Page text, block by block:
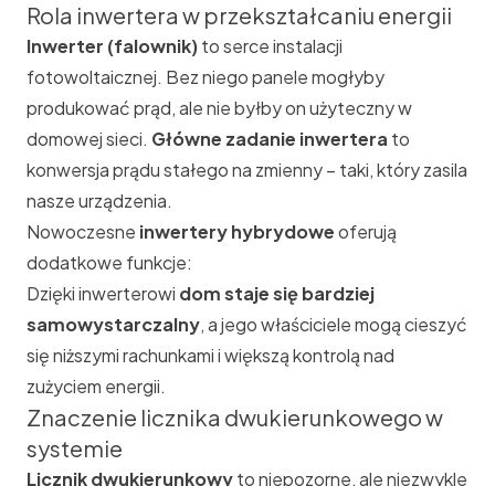
Rola inwertera w przekształcaniu energii
Inwerter (falownik)to serce instalacji
fotowoltaicznej. Bez niego panele mogłyby
produkować prąd, ale nie byłby on użyteczny w
domowej sieci. Główne zadanie inwertera to
konwersja prądu stałego na zmienny – taki, który zasila
nasze urządzenia.
Nowoczesne inwertery hybrydoweoferują
dodatkowe funkcje:
Dzięki inwerterowi dom staje się bardziej
samowystarczalny, a jego właściciele mogą cieszyć
się niższymi rachunkami i większą kontrolą nad
zużyciem energii.
Znaczenie licznika dwukierunkowego w
systemie
Licznik dwukierunkowyto niepozorne, ale niezwykle